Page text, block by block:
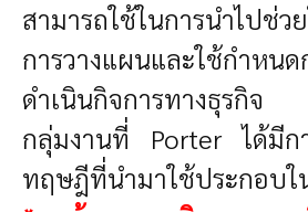
สามารถใช้ในการนำไปช่ว
การวางแผนและใช้กำหน
ดำเนินกิจการทางธุรกิจ
กลุ่มงานที่ Porter ได้มีก
ทฤษฎีที่นำมาใช้ประกอบใ